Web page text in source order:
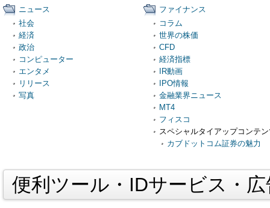
ニュース
社会
経済
政治
コンピューター
エンタメ
リリース
写真
ファイナンス
コラム
世界の株価
CFD
経済指標
IR動画
IPO情報
金融業界ニュース
MT4
フィスコ
スペシャルタイアップコンテ
カブドットコム証券の魅力
便利ツール・IDサービス・